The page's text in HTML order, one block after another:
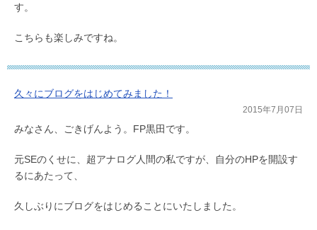
す。
こちらも楽しみですね。
久々にブログをはじめてみました！
2015年7月07日
みなさん、ごきげんよう。FP黒田です。
元SEのくせに、超アナログ人間の私ですが、自分のHPを開設す
るにあたって、
久しぶりにブログをはじめることにいたしました。